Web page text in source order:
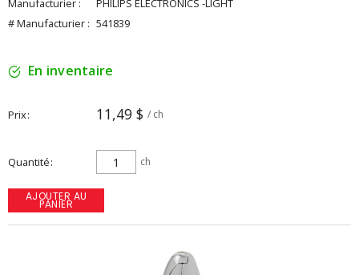
Manufacturier :
PHILIPS ELECTRONICS -LIGHT
# Manufacturier : 541839
En inventaire
Prix 11,49 $ / ch
Quantité ch
AJOUTER AU
PANIER